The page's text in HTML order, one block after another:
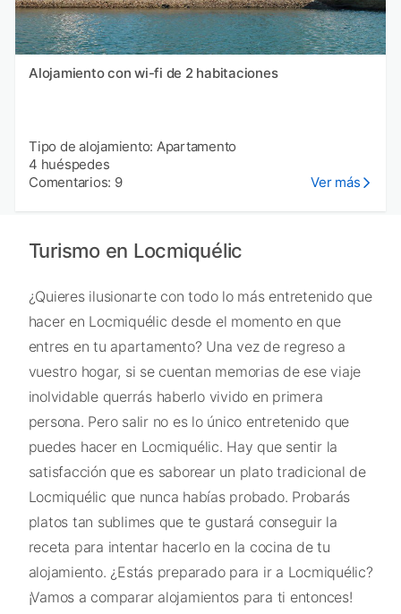
Alojamiento con wi-fi de 2 habitaciones
Tipo de alojamiento: Apartamento
4 huéspedes
Comentarios: 9
Ver más
Turismo en Locmiquélic
¿Quieres ilusionarte con todo lo más entretenido que
hacer en Locmiquélic desde el momento en que
entres en tu apartamento? Una vez de regreso a
vuestro hogar, si se cuentan memorias de ese viaje
inolvidable querrás haberlo vivido en primera
persona. Pero salir no es lo único entretenido que
puedes hacer en Locmiquélic. Hay que sentir la
satisfacción que es saborear un plato tradicional de
Locmiquélic que nunca habías probado. Probarás
platos tan sublimes que te gustará conseguir la
receta para intentar hacerlo en la cocina de tu
alojamiento. ¿Estás preparado para ir a Locmiquélic?
¡Vamos a comparar alojamientos para ti entonces!